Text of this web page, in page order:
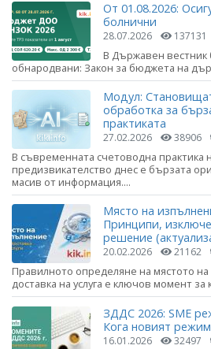
От 01.08.2026:
болнични
28.07.2026 137131
В Държавен вестник
обнародвани: Закон за бюджета на
Модул:
обработка за
практиката
27.02.2026 38906
В съвременната счетоводна практика
предизвикателство днес е бързата
масив от информация....
Място на
Принципи,
решение
20.02.2026 21162
Правилното определяне на мястото
доставка на услуга е ключов момент за
ЗДДС 2026: SME
Кога новият
16.01.2026 32497